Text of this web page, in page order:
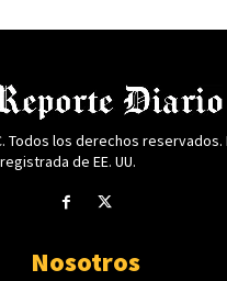
Todos los derechos reservados.
de EE. UU.
Nosotros